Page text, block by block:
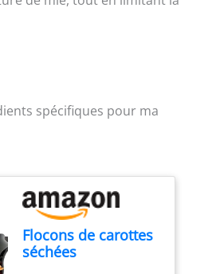
spécifiques pour ma
Flocons de carottes
séchées